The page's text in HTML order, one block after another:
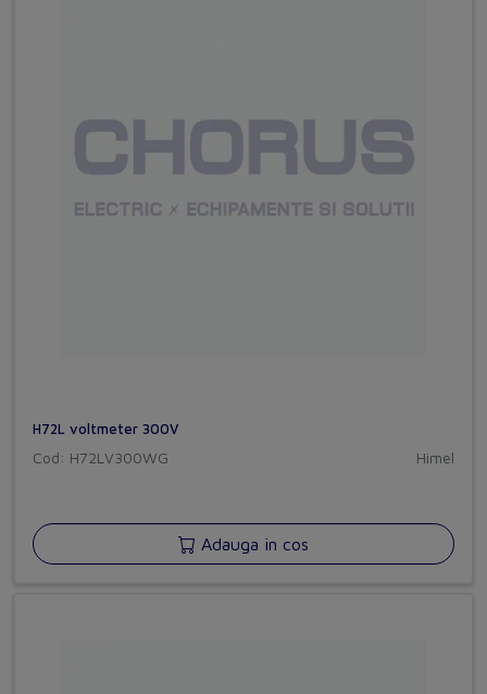
H72L voltmeter 300V
Cod: H72LV300WG Himel
Adauga in cos